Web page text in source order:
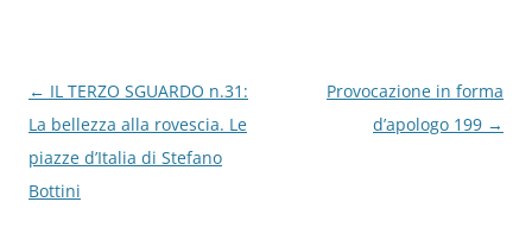
Navigazione
articolo
← IL TERZO SGUARDO n.31:
La bellezza alla rovescia. Le
piazze d’Italia di Stefano
Bottini
Provocazione in forma
d’apologo 199 →